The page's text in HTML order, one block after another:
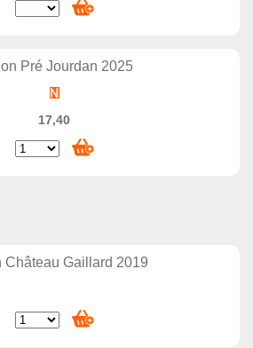
Pré Jourdan 2025
17,40
Château Gaillard 2019